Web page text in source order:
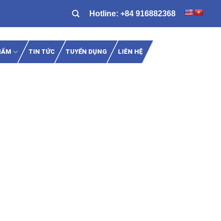
Hotline:+84 916882368
TIN TỨC TUYỂN DỤNG LIÊN HỆ